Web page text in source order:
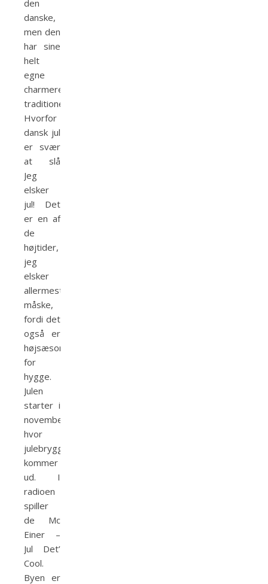
den
danske,
men den
har sine
helt
egne
charmerende
traditioner.
Hvorfor
dansk jul
er svær
at slå
Jeg
elsker
jul! Det
er en af
de
højtider,
jeg
elsker
allermest,
måske,
fordi det
også er
højsæson
for
hygge.
Julen
starter i
november,
hvor
julebryggen
kommer
ud. I
radioen
spiller
de Mc
Einer –
Jul Det’
Cool.
Byen er